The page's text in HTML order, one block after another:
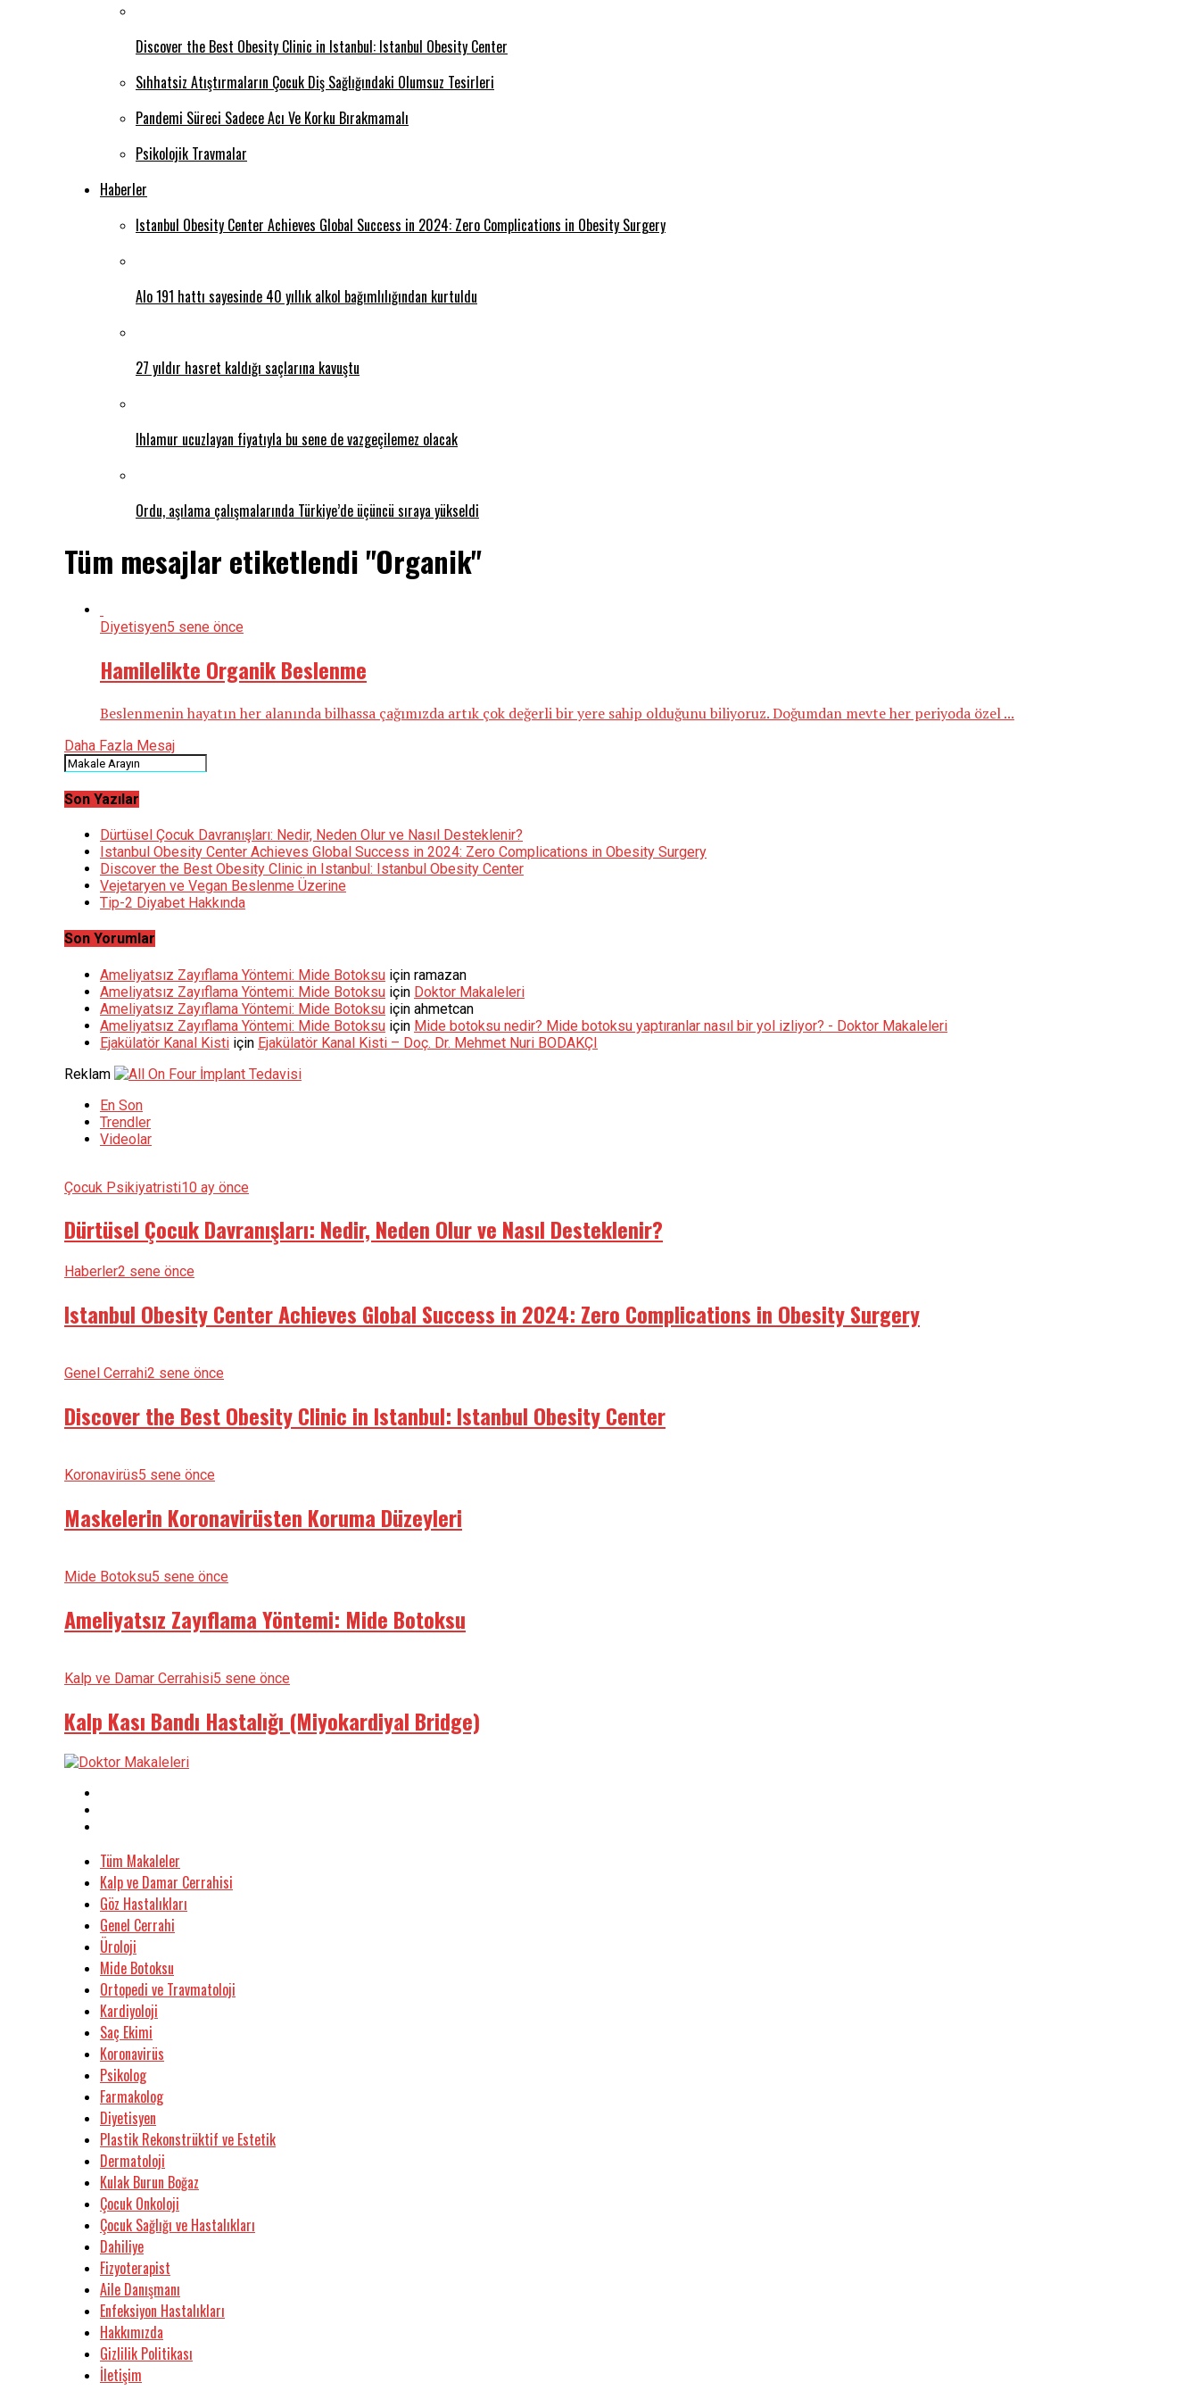
Discover the Best Obesity Clinic in Istanbul: Istanbul Obesity Center
Sıhhatsiz Atıştırmaların Çocuk Diş Sağlığındaki Olumsuz Tesirleri
Pandemi Süreci Sadece Acı Ve Korku Bırakmamalı
Psikolojik Travmalar
Haberler
Istanbul Obesity Center Achieves Global Success in 2024: Zero Complications in Obesity Surgery
Alo 191 hattı sayesinde 40 yıllık alkol bağımlılığından kurtuldu
27 yıldır hasret kaldığı saçlarına kavuştu
Ihlamur ucuzlayan fiyatıyla bu sene de vazgeçilemez olacak
Ordu, aşılama çalışmalarında Türkiye’de üçüncü sıraya yükseldi
Tüm mesajlar etiketlendi "Organik"
Diyetisyen5 sene önce
Hamilelikte Organik Beslenme
Beslenmenin hayatın her alanında bilhassa çağımızda artık çok değerli bir yere sahip olduğunu biliyoruz. Doğumdan mevte her periyoda özel ...
Daha Fazla Mesaj
Son Yazılar
Dürtüsel Çocuk Davranışları: Nedir, Neden Olur ve Nasıl Desteklenir?
Istanbul Obesity Center Achieves Global Success in 2024: Zero Complications in Obesity Surgery
Discover the Best Obesity Clinic in Istanbul: Istanbul Obesity Center
Vejetaryen ve Vegan Beslenme Üzerine
Tip-2 Diyabet Hakkında
Son Yorumlar
Ameliyatsız Zayıflama Yöntemi: Mide Botoksu için ramazan
Ameliyatsız Zayıflama Yöntemi: Mide Botoksu için Doktor Makaleleri
Ameliyatsız Zayıflama Yöntemi: Mide Botoksu için ahmetcan
Ameliyatsız Zayıflama Yöntemi: Mide Botoksu için Mide botoksu nedir? Mide botoksu yaptıranlar nasıl bir yol izliyor? - Doktor Makaleleri
Ejakülatör Kanal Kisti için Ejakülatör Kanal Kisti – Doç. Dr. Mehmet Nuri BODAKÇI
Reklam
En Son
Trendler
Videolar
Çocuk Psikiyatristi10 ay önce
Dürtüsel Çocuk Davranışları: Nedir, Neden Olur ve Nasıl Desteklenir?
Haberler2 sene önce
Istanbul Obesity Center Achieves Global Success in 2024: Zero Complications in Obesity Surgery
Genel Cerrahi2 sene önce
Discover the Best Obesity Clinic in Istanbul: Istanbul Obesity Center
Koronavirüs5 sene önce
Maskelerin Koronavirüsten Koruma Düzeyleri
Mide Botoksu5 sene önce
Ameliyatsız Zayıflama Yöntemi: Mide Botoksu
Kalp ve Damar Cerrahisi5 sene önce
Kalp Kası Bandı Hastalığı (Miyokardiyal Bridge)
Tüm Makaleler
Kalp ve Damar Cerrahisi
Göz Hastalıkları
Genel Cerrahi
Üroloji
Mide Botoksu
Ortopedi ve Travmatoloji
Kardiyoloji
Saç Ekimi
Koronavirüs
Psikolog
Farmakolog
Diyetisyen
Plastik Rekonstrüktif ve Estetik
Dermatoloji
Kulak Burun Boğaz
Çocuk Onkoloji
Çocuk Sağlığı ve Hastalıkları
Dahiliye
Fizyoterapist
Aile Danışmanı
Enfeksiyon Hastalıkları
Hakkımızda
Gizlilik Politikası
İletişim